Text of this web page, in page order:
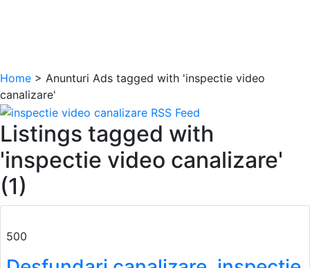
Home > Anunturi Ads tagged with 'inspectie video
canalizare'
Listings tagged with
'inspectie video canalizare'
(1)
500